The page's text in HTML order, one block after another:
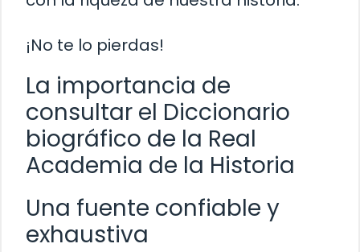
¡No te lo pierdas!
La importancia de
consultar el Diccionario
biográfico de la Real
Academia de la Historia
Una fuente confiable y
exhaustiva